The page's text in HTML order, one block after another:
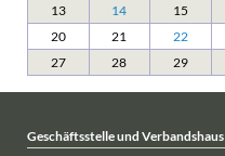
13
14 15
20
21 22
27
28 29
Geschäftsstelle und Verbandshaus